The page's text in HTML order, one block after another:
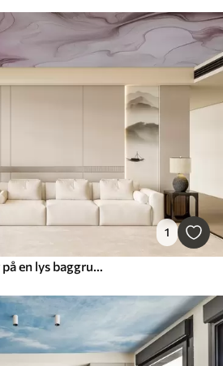
1
Pastel abstrakte bølger på en lys baggrund